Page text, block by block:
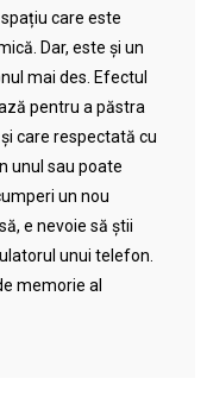
care este
Dar, este și un
mai des. Efectul
pentru a păstra
care respectată cu
unul sau poate
un nou
e nevoie să știi
unui telefon.
memorie al